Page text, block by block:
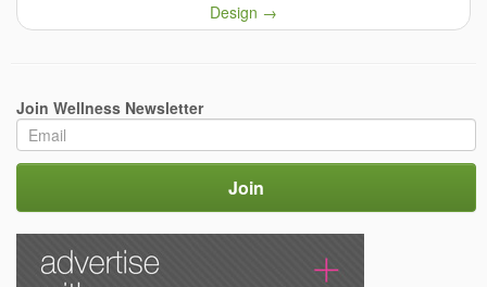
Design →
Join Wellness Newsletter